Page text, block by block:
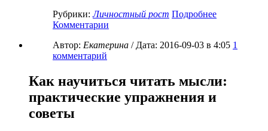
Рубрики: Личностный рост Подробнее
Комментарии
Автор: Екатерина / Дата: 2016-09-03 в 4:05 1
комментарий
Как научиться читать мысли:
практические упражнения и
советы